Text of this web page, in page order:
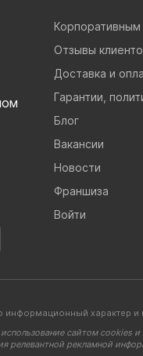
Корпоративным
Отзывы
Доставка и
Гарантии,
Блог
Вакансии
Новости
Франшиза
Войти
информационный
сайтом cookies и
релевантной рекламной